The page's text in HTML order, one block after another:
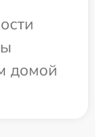
домой